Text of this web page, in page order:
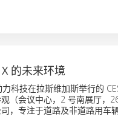
的未来环境
技在拉斯维加斯举行的
（会议中心，2 号南展厅，
，专注于道路及非道路用车